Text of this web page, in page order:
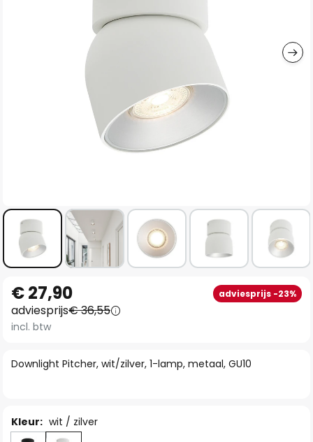
naar
het
begin
de
Downlight Pitcher, wit/zilver, 1-lamp, metaal, GU10
€ 27,90 adviesprijs -23%
adviesprijs€ 36,55
incl. btw
Kleur: wit / zilver